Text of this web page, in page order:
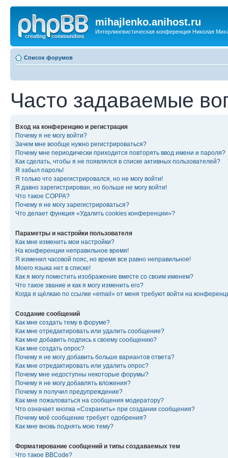
mihajlenko.anihost.ru
Интерлингвистическая конференция Николая
Список форумов
Часто задаваемые
Вход на конференцию и регистрация
Почему я не могу войти?
Зачем мне вообще нужно регистрироваться?
Почему мне периодически приходится повторять ввод имени и пароля?
Как сделать, чтобы я не появлялся в списке активных пользователей?
Я забыл пароль!
Я только что зарегистрировался, но не могу войти!
Я давно зарегистрирован, но больше не могу войти!
Что такое COPPA?
Почему я не могу зарегистрироваться?
Что делает функция «Удалить cookies конференции»?
Параметры и настройки пользователя
Как мне изменить мои настройки?
На конференции неправильное время!
Я изменил часовой пояс, но время все равно неправильное!
Моего языка нет в списке!
Как я могу поместить изображение вместе со своим именем?
Что такое звание и как я могу изменить его?
Когда я щёлкаю по ссылке «email» от меня требуют войти на
Создание сообщений
Как мне создать тему в форуме?
Как мне отредактировать или удалить сообщение?
Как мне добавить подпись к своему сообщению?
Как мне создать опрос?
Почему я не могу добавить больше вариантов ответа?
Как мне отредактировать или удалить опрос?
Почему мне недоступны некоторые форумы?
Почему я не могу добавлять вложения?
Почему я получил предупреждение?
Как мне пожаловаться на сообщения модератору?
Что означает кнопка «Сохранить» при создании сообщения?
Почему моё сообщение требует одобрения?
Как мне вновь поднять мою тему?
Форматирование сообщений и типы создаваемых тем
Что такое BBCode?